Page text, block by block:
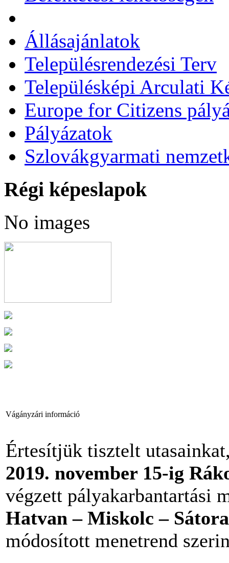
Állásajánlatok
Településrendezési Terv
Településképi Arculati
Europe for Citizens
Pályázatok
Szlovákgyarmati
Régi képeslapok
No images
Vágányzári információ
Értesítjük tisztelt
2019. november 15-ig
végzett pályakarbantartási
Hatvan – Miskolc –
módosított menetrend